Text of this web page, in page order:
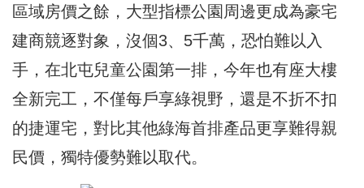
區域房價之餘，大型指標公園周邊更成為豪宅
建商競逐對象，沒個3、5千萬，恐怕難以入
手，在北屯兒童公園第一排，今年也有座大樓
全新完工，不僅每戶享綠視野，還是不折不扣
的捷運宅，對比其他綠海首排產品更享難得親
民價，獨特優勢難以取代。